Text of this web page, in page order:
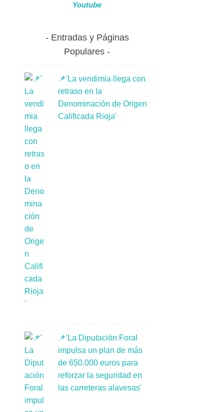
Youtube
Entradas y Páginas
Populares
📌'La vendimia llega con
retraso en la
Denominación de Origen
Calificada Rioja'
📌'La Diputación Foral
impulsa un plan de más
de 650.000 euros para
reforzar la seguridad en
las carreteras alavesas'